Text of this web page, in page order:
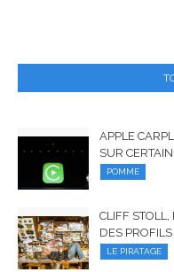
APPLE
SUR
POMME
CLIFF
DES
LE PIRATAGE